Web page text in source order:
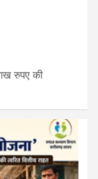
रुपए की